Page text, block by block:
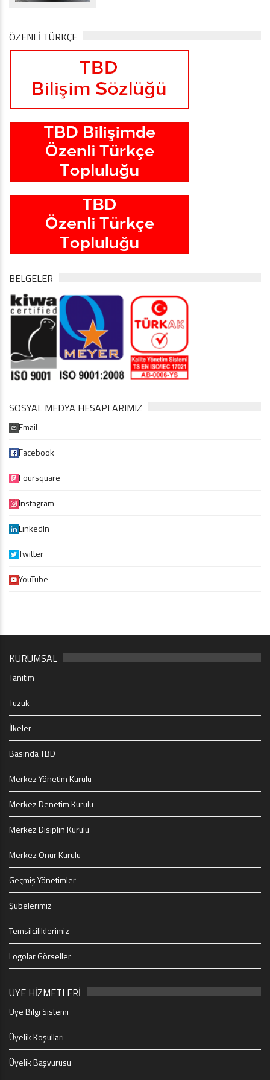
ÖZENLİ TÜRKÇE
BELGELER
SOSYAL MEDYA HESAPLARIMIZ
Email
Facebook
Foursquare
Instagram
LinkedIn
Twitter
YouTube
KURUMSAL
Tanıtım
Tüzük
İlkeler
Basında TBD
Merkez Yönetim Kurulu
Merkez Denetim Kurulu
Merkez Disiplin Kurulu
Merkez Onur Kurulu
Geçmiş Yönetimler
Şubelerimiz
Temsilciliklerimiz
Logolar Görseller
ÜYE HİZMETLERİ
Üye Bilgi Sistemi
Üyelik Koşulları
Üyelik Başvurusu